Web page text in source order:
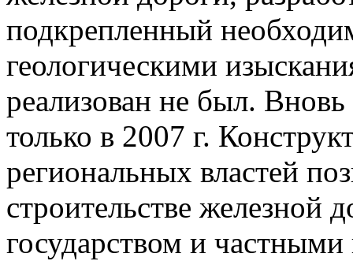
подкрепленный
геологическими
реализован не был.
только в 2007 г.
региональных властей
строительстве
государством и